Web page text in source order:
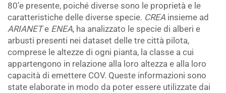
80’e presente, poiché diverse sono le proprietà e le
caratteristiche delle diverse specie. CREA insieme ad
ARIANETe ENEA, ha analizzato le specie di alberi e
arbusti presenti nei dataset delle tre città pilota,
comprese le altezze di ogni pianta, la classe a cui
appartengono in relazione alla loro altezza e alla loro
capacità di emettere COV. Queste informazioni sono
state elaborate in modo da poter essere utilizzate dai